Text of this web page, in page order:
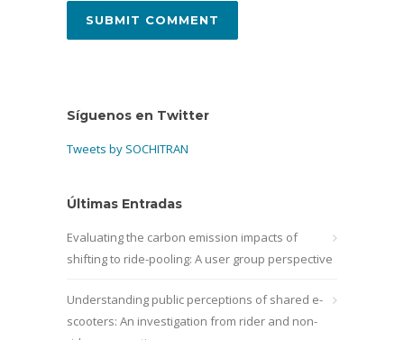
Síguenos en Twitter
Tweets by SOCHITRAN
Últimas Entradas
Evaluating the carbon emission impacts of
shifting to ride-pooling: A user group perspective
Understanding public perceptions of shared e-
scooters: An investigation from rider and non-